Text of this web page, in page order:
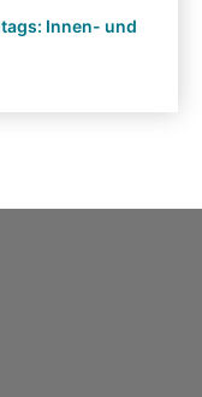
Innen- und